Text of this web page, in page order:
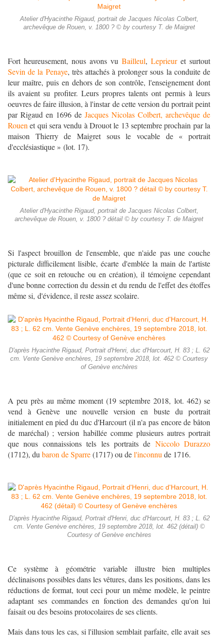
Atelier d'Hyacinthe Rigaud, portrait de Jacques Nicolas Colbert,
archevêque de Rouen, v. 1800 ? © by courtesy T. de Maigret
Fort heureusement, nous avons vu Bailleul, Leprieuret surtout
Sevin de la Penaye, très attachés à prolonger sous la conduite de
leur maître, puis en dehors de son contrôle, l'enseignement dont
ils avaient su profiter. Leurs propres talents ont permis à leurs
oeuvres de faire illusion, à l'instar de cette version du portrait peint
par Rigaud en 1696 de Jacques Nicolas Colbert, archevêque de
Rouen et qui sera vendu à Drouot le 13 septembre prochain par la
maison Thierry de Maigret sous le vocable de « portrait
d'ecclésiastique » (lot. 17).
Atelier d'Hyacinthe Rigaud, portrait de Jacques Nicolas Colbert,
archevêque de Rouen, v. 1800 ? détail © by courtesy T. de Maigret
Si l'aspect brouillon de l'ensemble, que n'aide pas une couche
picturale difficilement lisible, écarte d'emblée la main de l'artiste
(que ce soit en retouche ou en création), il témoigne cependant
d'une bonne correction du dessin et du rendu de l'effet des étoffes
même si, d'évidence, il reste assez scolaire.
D'après Hyacinthe Rigaud, Portrait d'Henri, duc d'Harcourt, H. 83 ; L. 62
cm. Vente Genève enchères, 19 septembre 2018, lot. 462 © Courtesy
of Genève enchères
A peu près au même moment (19 septembre 2018, lot. 462) se
vend à Genève une nouvelle version en buste du portrait
initialement en pied du duc d'Harcourt (il n'a pas encore de bâton
de maréchal) ; version habillée comme plusieurs autres portrait
que nous connaissions tels les portraits de Niccolo Durazzo
(1712), du baron de Sparre(1717) ou del'inconnu de 1716.
D'après Hyacinthe Rigaud, Portrait d'Henri, duc d'Harcourt, H. 83 ; L. 62
cm. Vente Genève enchères, 19 septembre 2018, lot. 462 (détail) ©
Courtesy of Genève enchères
Ce système à géométrie variable illustre bien multiples
déclinaisons possibles dans les vêtures, dans les positions, dans les
réductions de format, tout ceci pour un même modèle, le peintre
adaptant ses commandes en fonction des demandes qu'on lui
faisait ou des besoins protocolaires de ses clients.
Mais dans tous les cas, si l'illusion semblait parfaite, elle avait ses